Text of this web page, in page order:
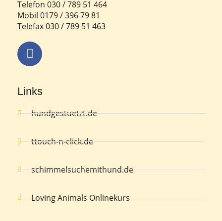
Telefon 030 / 789 51 464
Mobil 0179 / 396 79 81
Telefax 030 / 789 51 463
Links
hundgestuetzt.de
ttouch-n-click.de
schimmelsuchemithund.de
Loving Animals Onlinekurs